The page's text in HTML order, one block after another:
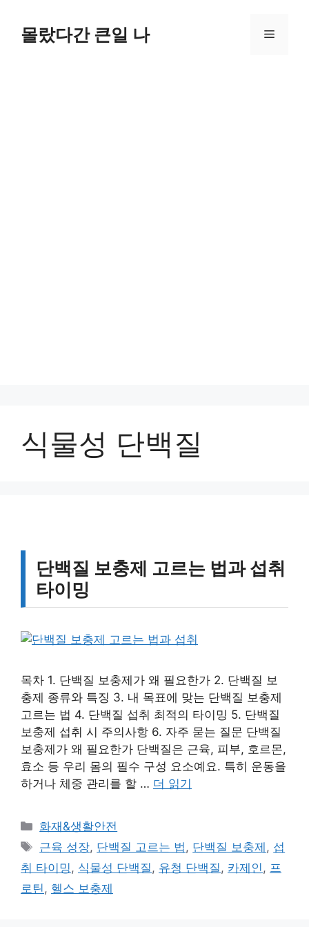
몰랐다간 큰일 나 메
식물성 단백질
단백질 보충제 고르는 법과 섭취
타이밍
목차 1. 단백질 보충제가 왜 필요한가 2. 단백질 보
충제 종류와 특징 3. 내 목표에 맞는 단백질 보충제
고르는 법 4. 단백질 섭취 최적의 타이밍 5. 단백질
보충제 섭취 시 주의사항 6. 자주 묻는 질문 단백질
보충제가 왜 필요한가 단백질은 근육, 피부, 호르몬,
효소 등 우리 몸의 필수 구성 요소예요. 특히 운동을
하거나 체중 관리를 할 … 더 읽기
카
테
리
화재&생활안전
태
그
근육 성장, 단백질 고르는 법, 단백질 보충제 , 섭
취 타이밍, 식물성 단백질, 유청 단백질, 카제인, 프
로틴, 헬스 보충제